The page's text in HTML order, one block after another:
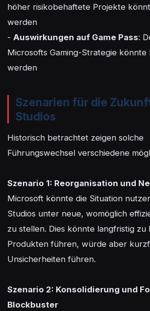
höher risikobehaftete Projekte
werden
- Auswirkungen auf Game Pass:
Microsofts Gaming-Strategie
werden
Szenarien für die
Studios
Historisch betrachtet zeigen solche
Führungswechsel verschiedene
Szenario 1: Reorganisation und
Microsoft könnte die Situation
Studios unter neue, womöglich
zu stellen. Dies könnte langfristig zu
Produkten führen, würde aber
Unsicherheiten führen.
Szenario 2: Konsolidierung und
Blockbuster